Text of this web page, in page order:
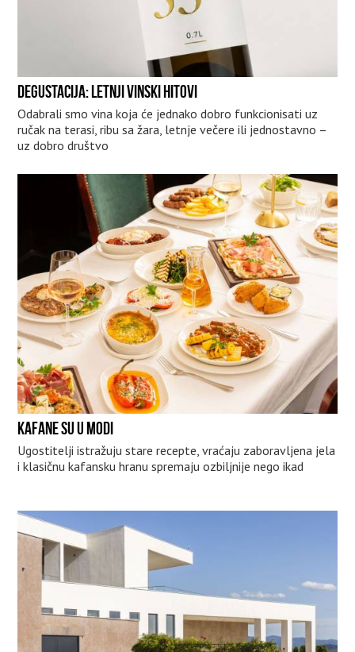
DEGUSTACIJA: LETNJI VINSKI HITOVI
Odabrali smo vina koja će jednako dobro funkcionisati uz
ručak na terasi, ribu sa žara, letnje večere ili jednostavno –
uz dobro društvo
KAFANE SU U MODI
Ugostitelji istražuju stare recepte, vraćaju zaboravljena jela
i klasičnu kafansku hranu spremaju ozbiljnije nego ikad